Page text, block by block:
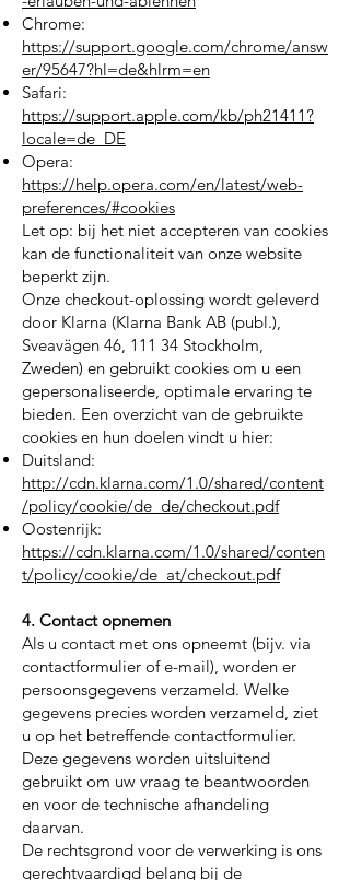
Chrome:
https://support.google.com/chrome/answ
er/95647?hl=de&hlrm=en
Safari:
https://support.apple.com/kb/ph21411?
locale=de_DE
Opera:
https://help.opera.com/en/latest/web-
preferences/#cookies
Let op: bij het niet accepteren van cookies
kan de functionaliteit van onze website
beperkt zijn.
Onze checkout-oplossing wordt geleverd
door Klarna (Klarna Bank AB (publ.),
Sveavägen 46, 111 34 Stockholm,
Zweden) en gebruikt cookies om u een
gepersonaliseerde, optimale ervaring te
bieden. Een overzicht van de gebruikte
cookies en hun doelen vindt u hier:
Duitsland:
http://cdn.klarna.com/1.0/shared/content
/policy/cookie/de_de/checkout.pdf
Oostenrijk:
https://cdn.klarna.com/1.0/shared/conten
t/policy/cookie/de_at/checkout.pdf
4. Contact opnemen
Als u contact met ons opneemt (bijv. via
contactformulier of e-mail), worden er
persoonsgegevens verzameld. Welke
gegevens precies worden verzameld, ziet
u op het betreffende contactformulier.
Deze gegevens worden uitsluitend
gebruikt om uw vraag te beantwoorden
en voor de technische afhandeling
daarvan.
De rechtsgrond voor de verwerking is ons
gerechtvaardigd belang bij de